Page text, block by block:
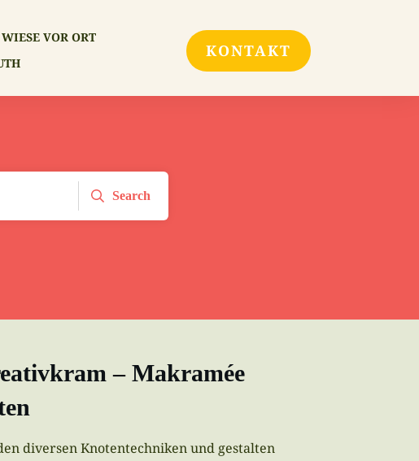
VOR ORT
KONTAKT
Search
– Makramée
diversen Knotentechniken und gestalten